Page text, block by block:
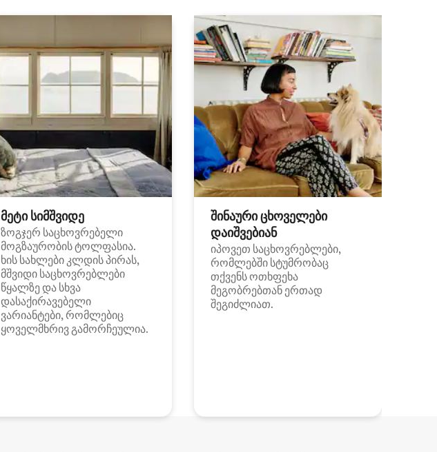
მეტი სიმშვიდე
ზოგჯერ საცხოვრებელი
მოგზაურობის ტოლფასია.
ხის სახლები კლდის პირას,
მშვიდი საცხოვრებლები
წყალზე და სხვა
დასაქირავებელი
ვარიანტები, რომლებიც
ყოველმხრივ გამორჩეულია.
შინაური ცხოველები
დაიშვებიან
იპოვეთ საცხოვრებლები,
რომლებში სტუმრობაც
თქვენს ოთხფეხა
მეგობრებთან ერთად
შეგიძლიათ.